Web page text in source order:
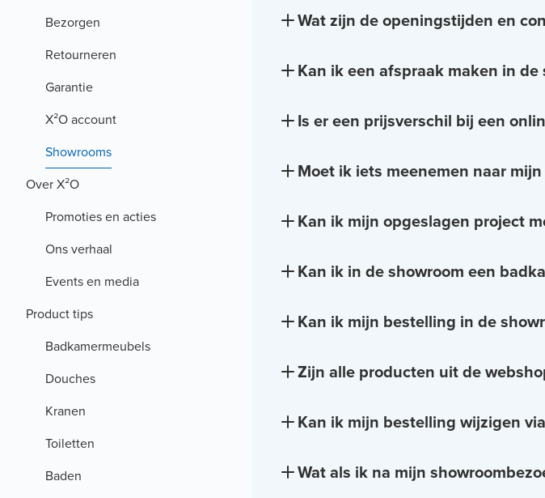
Bezorgen
Retourneren
Garantie
X²O account
Showrooms
Over X²O
Promoties en acties
Ons verhaal
Events en media
Product tips
Badkamermeubels
Douches
Kranen
Toiletten
Baden
Wat zijn de openingstijden en
Kan ik een afspraak maken in de
Is er een prijsverschil bij een
Moet ik iets meenemen naar
Kan ik mijn opgeslagen project
Kan ik in de showroom een
Kan ik mijn bestelling in de
Zijn alle producten uit de
Kan ik mijn bestelling wijzigen
Wat als ik na mijn